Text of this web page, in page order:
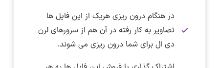
در هنگام درون ریزی هریک از این فایل ها
تصاویر به کار رفته در آن هم از سرورهای لرن
دی ال برای شما درون ریزی می شوند.